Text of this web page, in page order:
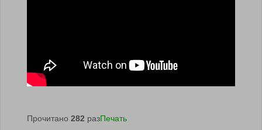
Прочитано 282 разПечать